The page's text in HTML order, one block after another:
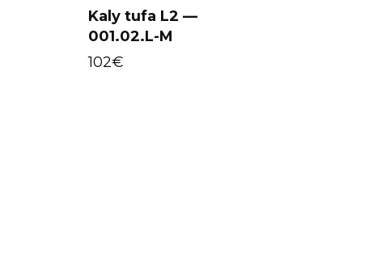
Select options
Kaly tufa L2 —
001.02.L-M
102€